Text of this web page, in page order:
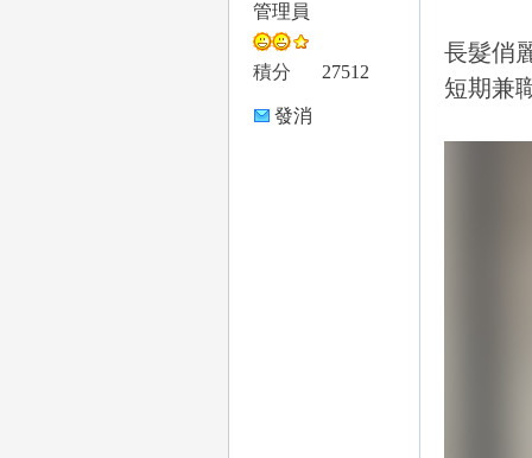
管理員
積分 27512
發消
長髮俏
短期兼